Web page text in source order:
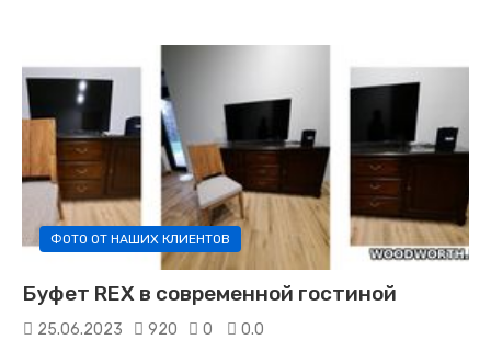
ФОТО ОТ НАШИХ КЛИЕНТОВ
Буфет REX в современной гостиной
25.06.2023 920 0
0.0